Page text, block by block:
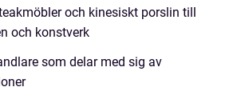
och kinesiskt porslin till
och konstverk
som delar med sig av